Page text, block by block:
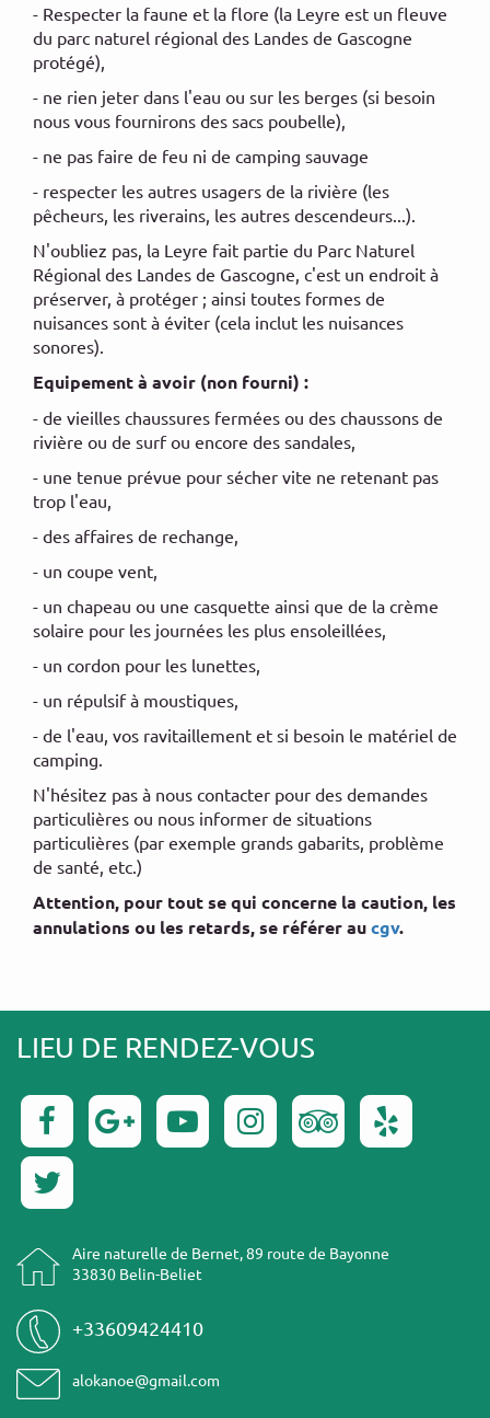
- Respecter la faune et la flore (la Leyre est un fleuve
du parc naturel régional des Landes de Gascogne
protégé),
- ne rien jeter dans l'eau ou sur les berges (si besoin
nous vous fournirons des sacs poubelle),
- ne pas faire de feu ni de camping sauvage
- respecter les autres usagers de la rivière (les
pêcheurs, les riverains, les autres descendeurs...).
N'oubliez pas, la Leyre fait partie du Parc Naturel
Régional des Landes de Gascogne, c'est un endroit à
préserver, à protéger ; ainsi toutes formes de
nuisances sont à éviter (cela inclut les nuisances
sonores).
Equipement à avoir (non fourni) :
- de vieilles chaussures fermées ou des chaussons de
rivière ou de surf ou encore des sandales,
- une tenue prévue pour sécher vite ne retenant pas
trop l'eau,
- des affaires de rechange,
- un coupe vent,
- un chapeau ou une casquette ainsi que de la crème
solaire pour les journées les plus ensoleillées,
- un cordon pour les lunettes,
- un répulsif à moustiques,
- de l'eau, vos ravitaillement et si besoin le matériel de
camping.
N'hésitez pas à nous contacter pour des demandes
particulières ou nous informer de situations
particulières (par exemple grands gabarits, problème
de santé, etc.)
Attention, pour tout se qui concerne la caution, les
annulations ou les retards, se référer aucgv.
LIEU DE RENDEZ-VOUS
Aire naturelle de Bernet, 89 route de Bayonne
33830 Belin-Beliet
+33609424410
alokanoe@gmail.com